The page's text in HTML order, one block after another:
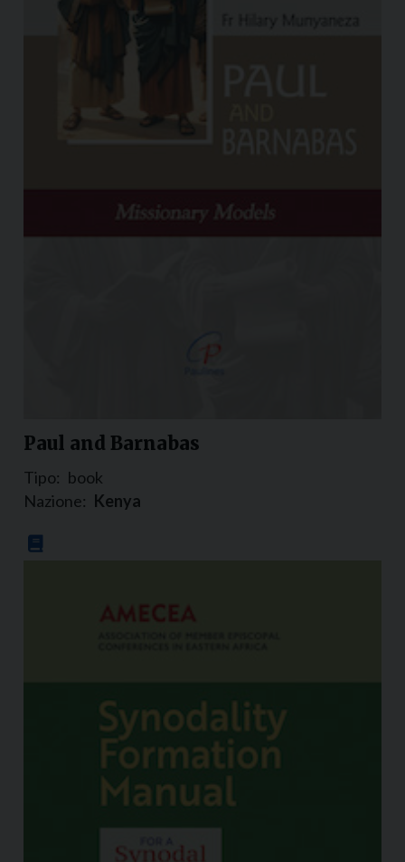
Paul and Barnabas
Tipo: book
Nazione: Kenya